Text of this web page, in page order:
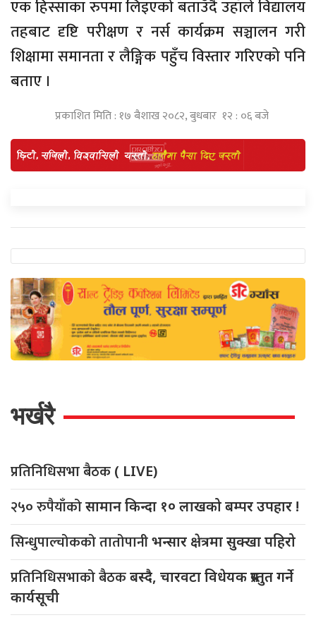
एक हिस्साका रुपमा लिइएको बताउँदै उहाँले विद्यालय
तहबाट दृष्टि परीक्षण र नर्स कार्यक्रम सञ्चालन गरी
शिक्षामा समानता र लैङ्गिक पहुँच विस्तार गरिएको पनि
बताए ।
प्रकाशित मिति : १७ बैशाख २०८२, बुधबार १२ : ०६ बजे
भर्खरै
प्रतिनिधिसभा बैठक ( LIVE)
२५० रुपैयाँकोसामान किन्दा १० लाखको बम्पर उपहार !
सिन्धुपाल्चोकको तातोपानीभन्सार क्षेत्रमा सुक्खा पहिरो
प्रतिनिधिसभाको बैठकबस्दै, चारवटा विधेयक प्रस्तुत गर्ने
कार्यसूची